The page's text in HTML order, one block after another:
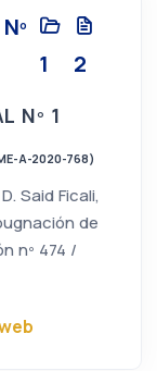
1 2
Nº 1
A-2020-768)
Said Ficali,
de
nº 474 /